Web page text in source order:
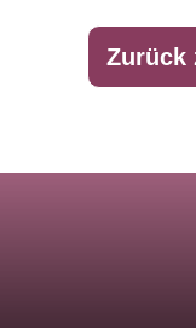
Zurück